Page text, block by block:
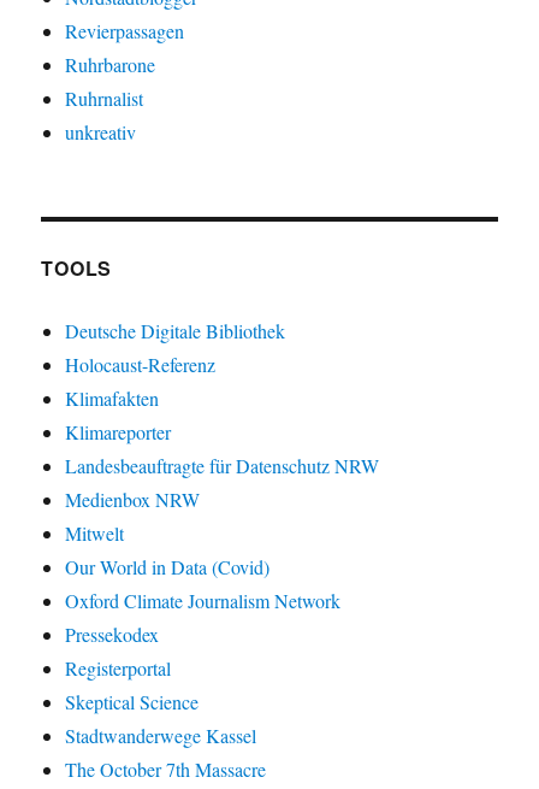
Revierpassagen
Ruhrbarone
Ruhrnalist
unkreativ
TOOLS
Deutsche Digitale Bibliothek
Holocaust-Referenz
Klimafakten
Klimareporter
Landesbeauftragte für Datenschutz NRW
Medienbox NRW
Mitwelt
Our World in Data (Covid)
Oxford Climate Journalism Network
Pressekodex
Registerportal
Skeptical Science
Stadtwanderwege Kassel
The October 7th Massacre